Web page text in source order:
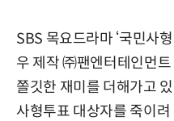
SBS 목요드라마 ‘국민사
우 제작 ㈜팬엔터테인먼
쫄깃한 재미를 더해가고
사형투표 대상자를 죽이